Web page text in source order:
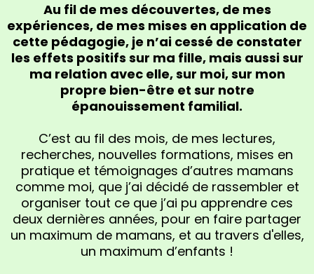
Au fil de mes découvertes, de mes
expériences, de mes mises en application de
cette pédagogie, je n’ai cessé de constater
les effets positifs sur ma fille, mais aussi sur
ma relation avec elle, sur moi, sur mon
propre bien-être et sur notre
épanouissement familial.
C’est au fil des mois, de mes lectures,
recherches, nouvelles formations, mises en
pratique et témoignages d’autres mamans
comme moi, que j’ai décidé de rassembler et
organiser tout ce que j’ai pu apprendre ces
deux dernières années, pour en faire partager
un maximum de mamans, et au travers d'elles,
un maximum d’enfants !